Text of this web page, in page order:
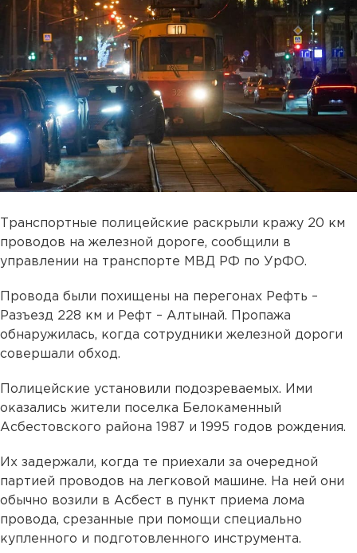
Транспортные полицейские раскрыли кражу 20 км
проводов на железной дороге, сообщили в
управлении на транспорте МВД РФ по УрФО.
Провода были похищены на перегонах Рефть –
Разъезд 228 км и Рефт – Алтынай. Пропажа
обнаружилась, когда сотрудники железной дороги
совершали обход.
Полицейские установили подозреваемых. Ими
оказались жители поселка Белокаменный
Асбестовского района 1987 и 1995 годов рождения.
Их задержали, когда те приехали за очередной
партией проводов на легковой машине. На ней они
обычно возили в Асбест в пункт приема лома
провода, срезанные при помощи специально
купленного и подготовленного инструмента.